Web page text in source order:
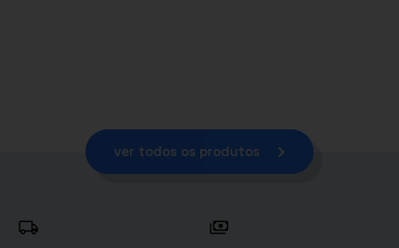
ver todos os produtos